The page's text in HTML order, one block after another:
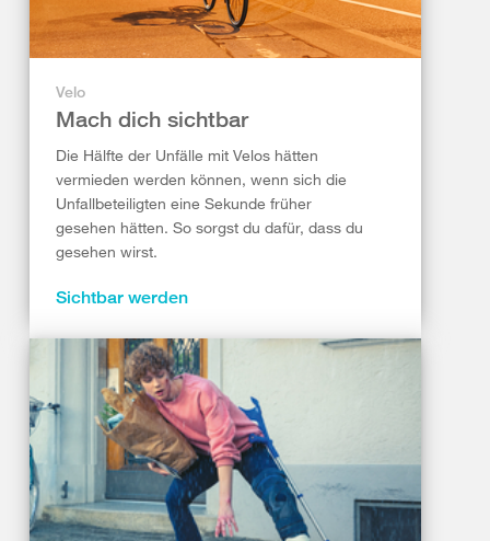
Velo
Mach dich sichtbar
Die Hälfte der Unfälle mit Velos hätten
vermieden werden können, wenn sich die
Unfallbeteiligten eine Sekunde früher
gesehen hätten. So sorgst du dafür, dass du
gesehen wirst.
Sichtbar werden